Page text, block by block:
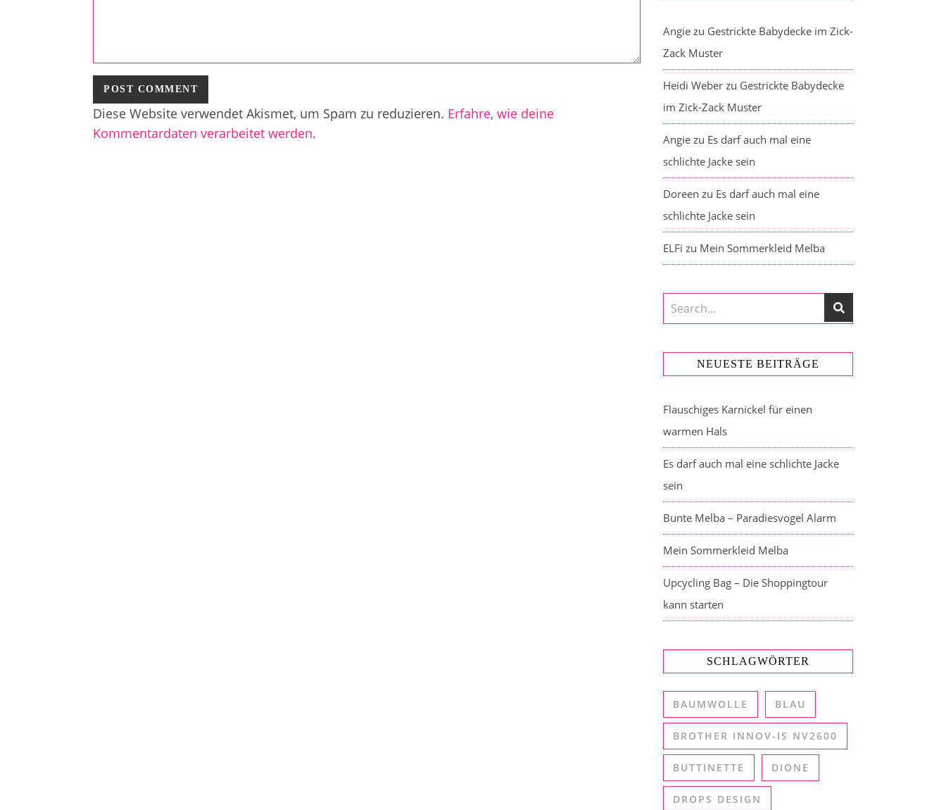
Diese Website verwendet Akismet, um Spam zu reduzieren. Erfahre, wie deine
Kommentardaten verarbeitet werden.
Angie zu Gestrickte Babydecke im Zick-
Zack Muster
Heidi Weber zu Gestrickte Babydecke
im Zick-Zack Muster
Angie zu Es darf auch mal eine
schlichte Jacke sein
Doreen zu Es darf auch mal eine
schlichte Jacke sein
ELFi zu Mein Sommerkleid Melba
NEUESTE BEITRÄGE
Flauschiges Karnickel für einen
warmen Hals
Es darf auch mal eine schlichte Jacke
sein
Bunte Melba – Paradiesvogel Alarm
Mein Sommerkleid Melba
Upcycling Bag – Die Shoppingtour
kann starten
SCHLAGWÖRTER
BAUMWOLLE BLAU
BROTHER INNOV-IS NV2600
BUTTINETTE DIONE
DROPS DESIGN